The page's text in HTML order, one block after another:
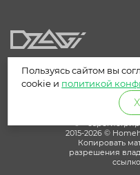
® –
2015-2026 ©
Копировать
разрешения
Пользуясь сайтом вы
cookie и политикой